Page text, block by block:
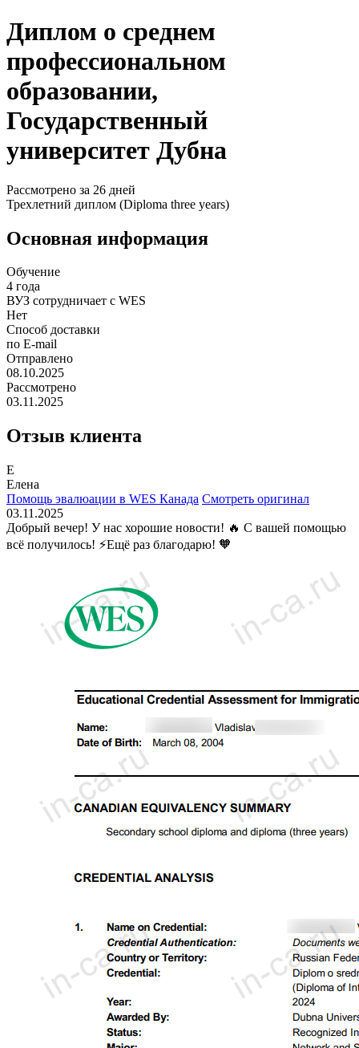
Диплом о среднем
профессиональном
образовании,
Государственный
университет Дубна
Рассмотрено за 26 дней
Трехлетний диплом (Diploma three years)
Основная информация
Обучение
4 года
ВУЗ сотрудничает с WES
Нет
Способ доставки
по E-mail
Отправлено
08.10.2025
Рассмотрено
03.11.2025
Отзыв клиента
Е
Елена
Помощь эвалюации в WES Канада Смотреть оригинал
03.11.2025
Добрый вечер! У нас хорошие новости! 🔥 С вашей помощью
всё получилось! ⚡️Ещё раз благодарю! 🧡